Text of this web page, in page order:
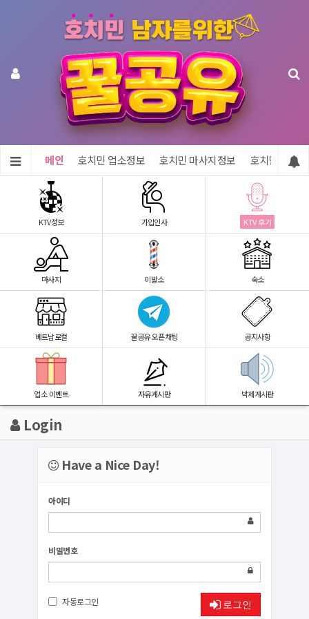
메인 호치민 업소정보 호치민 마사지정보 호치민 숙소
KTV정보 가입인사 KTV 후기
마사지 이발소 숙소
베트남로컬 꿀공유 오픈채팅 공지사항
업소 이벤트 자유게시판 박제게시판
Login
Have a Nice Day!
아이디
비밀번호
자동로그인 로그인